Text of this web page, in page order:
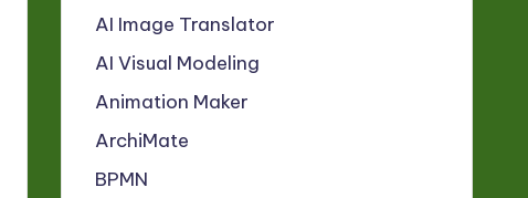
AI Image Translator
AI Visual Modeling
Animation Maker
ArchiMate
BPMN